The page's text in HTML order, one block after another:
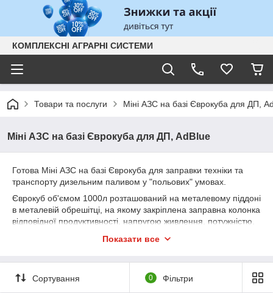
КОМПЛЕКСНІ АГРАРНІ СИСТЕМИ
Товари та послуги Міні АЗС на базі Єврокуба для ДП,
Міні АЗС на базі Єврокуба для ДП, AdBlue
Готова Міні АЗС на базі Єврокуба для заправки техніки та
транспорту дизельним паливом у "польових" умовах.
Єврокуб об'ємом 1000л розташований на металевому піддоні
в металевій обрешітці, на якому закріплена заправна колонка
відповідної продуктивності, напругою живлення, потужністю,
елементом, заправним рукавом і паливороздавальним
виборі заправного обладнання виходячи з Ваших потреб
Показати все
Сортування 0 Фільтри